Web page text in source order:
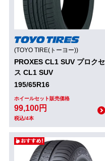
(TOYO TIRE(トーヨー))
PROXES CL1 SUV プロクセ
ス CL1 SUV
195/65R16
ホイールセット販売価格
99,100円
税込/4本